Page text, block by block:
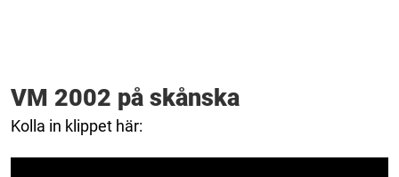
VM 2002 på skånska
Kolla in klippet här: